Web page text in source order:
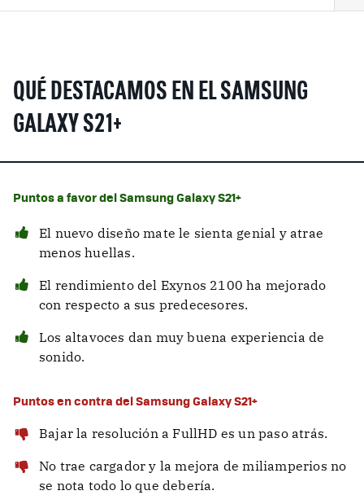
QUÉ DESTACAMOS EN EL SAMSUNG
GALAXY S21+
Puntos a favor del Samsung Galaxy S21+
El nuevo diseño mate le sienta genial y atrae
menos huellas.
El rendimiento del Exynos 2100 ha mejorado
con respecto a sus predecesores.
Los altavoces dan muy buena experiencia de
sonido.
Puntos en contra del Samsung Galaxy S21+
Bajar la resolución a FullHD es un paso atrás.
No trae cargador y la mejora de miliamperios no
se nota todo lo que debería.